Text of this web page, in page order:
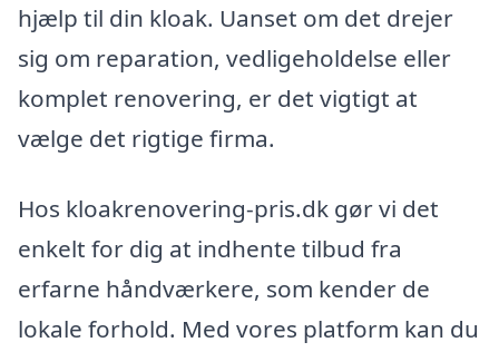
hjælp til din kloak. Uanset om det drejer
sig om reparation, vedligeholdelse eller
komplet renovering, er det vigtigt at
vælge det rigtige firma.
Hos kloakrenovering-pris.dk gør vi det
enkelt for dig at indhente tilbud fra
erfarne håndværkere, som kender de
lokale forhold. Med vores platform kan du